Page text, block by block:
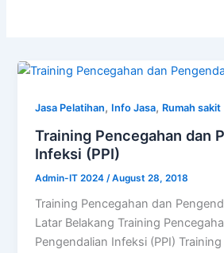
Jasa Pelatihan, Info Jasa, Rumah sakit
Training Pencegahan dan
Infeksi (PPI)
Admin-IT 2024 /August 28, 2018
Training Pencegahan dan
Latar Belakang Training
Pengendalian Infeksi (PPI)